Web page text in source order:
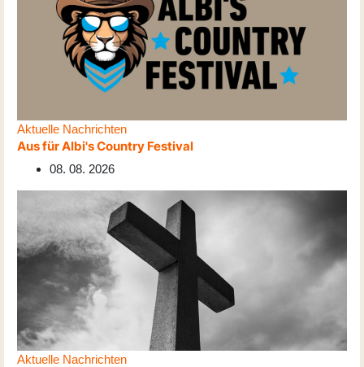
Aktuelle Nachrichten
Aus für Albi's Country Festival
08. 08. 2026
Aktuelle Nachrichten